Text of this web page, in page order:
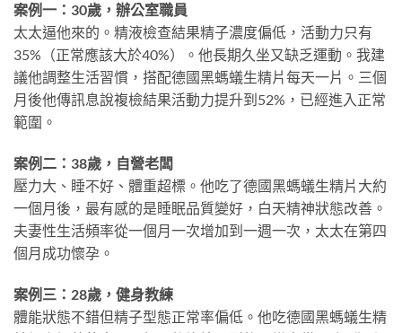
案例一：30歲，辦公室職員
太太逼他來的。精液檢查結果精子濃度偏低，活動力只有
35%（正常應該大於40%）。他長期久坐又缺乏運動。我建
議他調整生活習慣，搭配德國黑螞蟻生精片每天一片。三個
月後他傳訊息說複檢結果活動力提升到52%，已經進入正常
範圍。
案例二：38歲，自營老闆
壓力大、睡不好、體重超標。他吃了德國黑螞蟻生精片大約
一個月後，最有感的是睡眠品質變好，白天精神狀態改善。
夫妻性生活頻率從一個月一次增加到一週一次，太太在第四
個月成功懷孕。
案例三：28歲，健身教練
體能狀態不錯但精子型態正常率偏低。他吃德國黑螞蟻生精